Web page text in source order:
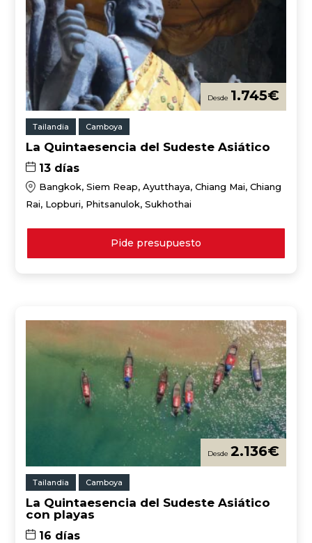
1.745€
Tailandia Camboya
La Quintaesencia del Sudeste Asiático
13 días
Bangkok, Siem Reap, Ayutthaya, Chiang Mai, Chiang
Rai, Lopburi, Phitsanulok, Sukhothai
Pide presupuesto
2.136€
Tailandia Camboya
La Quintaesencia del Sudeste Asiático
con playas
16 días